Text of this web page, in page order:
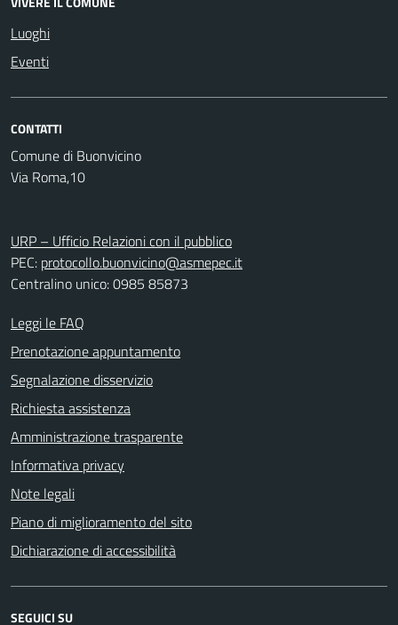
Luoghi
Eventi
CONTATTI
Comune di Buonvicino
Via Roma,10
URP – Ufficio Relazioni con il pubblico
PEC: protocollo.buonvicino@asmepec.it
Centralino unico: 0985 85873
Leggi le FAQ
Prenotazione appuntamento
Segnalazione disservizio
Richiesta assistenza
Amministrazione trasparente
Informativa privacy
Note legali
Piano di miglioramento del sito
Dichiarazione di accessibilità
SEGUICI SU